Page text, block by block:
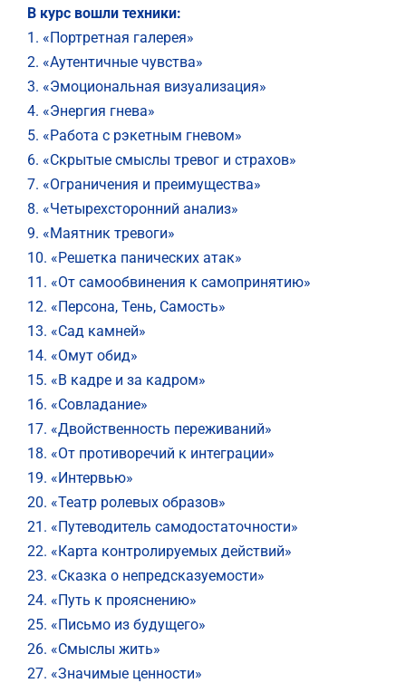
В курс вошли техники:
1. «Портретная галерея»
2. «Аутентичные чувства»
3. «Эмоциональная визуализация»
4. «Энергия гнева»
5. «Работа с рэкетным гневом»
6. «Скрытые смыслы тревог и страхов»
7. «Ограничения и преимущества»
8. «Четырехсторонний анализ»
9. «Маятник тревоги»
10. «Решетка панических атак»
11. «От самообвинения к самопринятию»
12. «Персона, Тень, Самость»
13. «Сад камней»
14. «Омут обид»
15. «В кадре и за кадром»
16. «Совладание»
17. «Двойственность переживаний»
18. «От противоречий к интеграции»
19. «Интервью»
20. «Театр ролевых образов»
21. «Путеводитель самодостаточности»
22. «Карта контролируемых действий»
23. «Сказка о непредсказуемости»
24. «Путь к прояснению»
25. «Письмо из будущего»
26. «Смыслы жить»
27. «Значимые ценности»